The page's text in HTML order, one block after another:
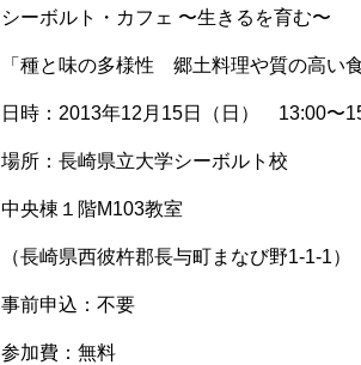
シーボルト・カフェ 〜生きるを育む〜
「種と味の多様性 郷土料理や質の高い
日時：2013年12月15日（日） 13:00〜
場所：長崎県立大学シーボルト校
中央棟１階M103教室
（長崎県西彼杵郡長与町まなび野1-1-1）
事前申込：不要
参加費：無料